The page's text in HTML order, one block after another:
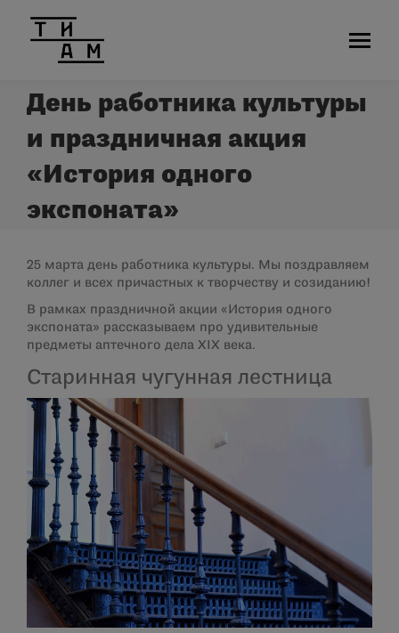
День работника культуры
и праздничная акция
«История одного
экспоната»
25 марта день работника культуры. Мы поздравляем
коллег и всех причастных к творчеству и созиданию!
В рамках праздничной акции «История одного
экспоната» рассказываем про удивительные
предметы аптечного дела XIX века.
Старинная чугунная лестница